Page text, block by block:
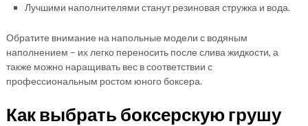
Лучшими наполнителями станут резиновая стружка и вода.
Обратите внимание на напольные модели с водяным
наполнением – их легко переносить после слива жидкости, а
также можно наращивать вес в соответствии с
профессиональным ростом юного боксера.
Как выбрать боксерскую грушу